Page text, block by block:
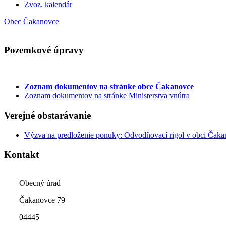
Zvoz. kalendár
Obec Čakanovce
Pozemkové úpravy
Zoznam dokumentov na stránke obce Čakanovce
Zoznam dokumentov na stránke Ministerstva vnútra
Verejné obstarávanie
Výzva na predloženie ponuky: Odvodňovací rigol v obci
Kontakt
Obecný úrad
Čakanovce 79
04445